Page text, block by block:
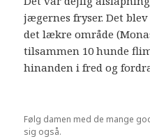
jægernes fryser. Det
det lækre område
tilsammen 10 hunde
hinanden i fred og
Følg damen med de mange
sig også.